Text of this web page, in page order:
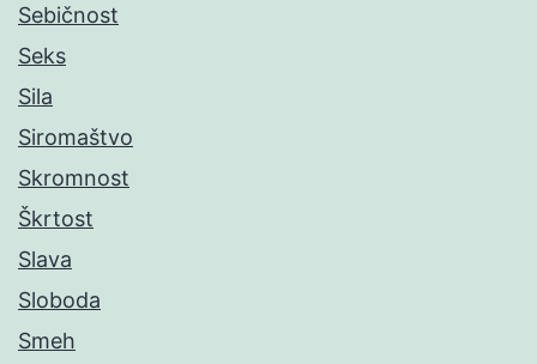
Sebičnost
Seks
Sila
Siromaštvo
Skromnost
Škrtost
Slava
Sloboda
Smeh